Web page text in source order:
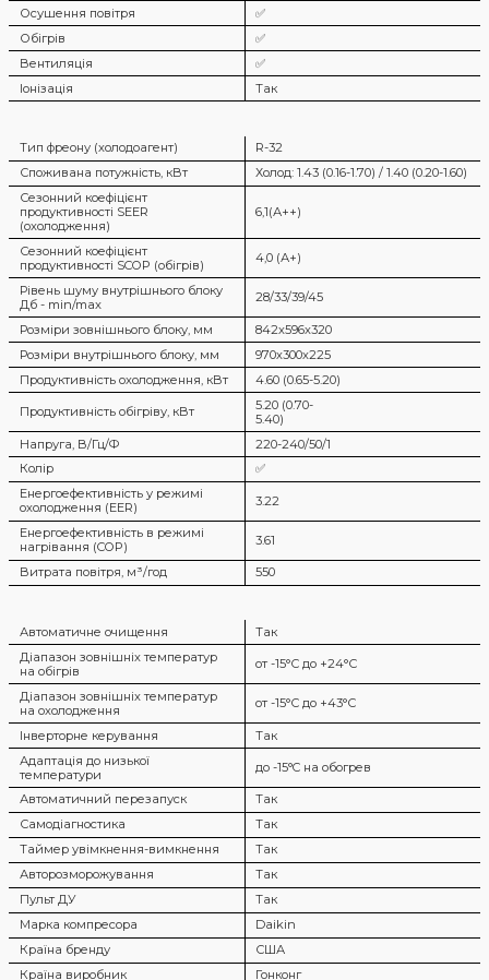
Осушення повітря
✅
Обігрів
✅
Вентиляція
✅
Іонізація
Так
Тип фреону (холодоагент)
R-32
Споживана потужність, кВт
Холод: 1.43 (0.16-1.70) / 1.40 (0.20-1.60)
Сезонний коефіцієнт
продуктивності SEER
(охолодження)
6,1(А++)
Сезонний коефіцієнт
продуктивності SCOP (обігрів)
4,0 (А+)
Рівень шуму внутрішнього блоку
Дб - min/max
28/33/39/45
Розміри зовнішнього блоку, мм
842х596х320
Розміри внутрішнього блоку, мм
970х300х225
Продуктивність охолодження, кВт
4.60 (0.65-5.20)
Продуктивність обігріву, кВт
5.20 (0.70-
5.40)
Напруга, В/Гц/Ф
220-240/50/1
Колір
✅
Енергоефективність у режимі
охолодження (EER)
3.22
Енергоефективність в режимі
нагрівання (COP)
3.61
Витрата повітря, м³/год 550
Автоматичне очищення
Так
Діапазон зовнішніх температур
на обігрів
от -15°С до +24°С
Діапазон зовнішніх температур
на охолодження
от -15°С до +43°С
Інверторне керування
Так
Адаптація до низької
температури
до -15°C на обогрев
Автоматичний перезапуск
Так
Самодіагностика
Так
Таймер увімкнення-вимкнення
Так
Авторозморожування
Так
Пульт ДУ
Так
Марка компресора
Daikin
Країна бренду
США
Країна виробник
Гонконг